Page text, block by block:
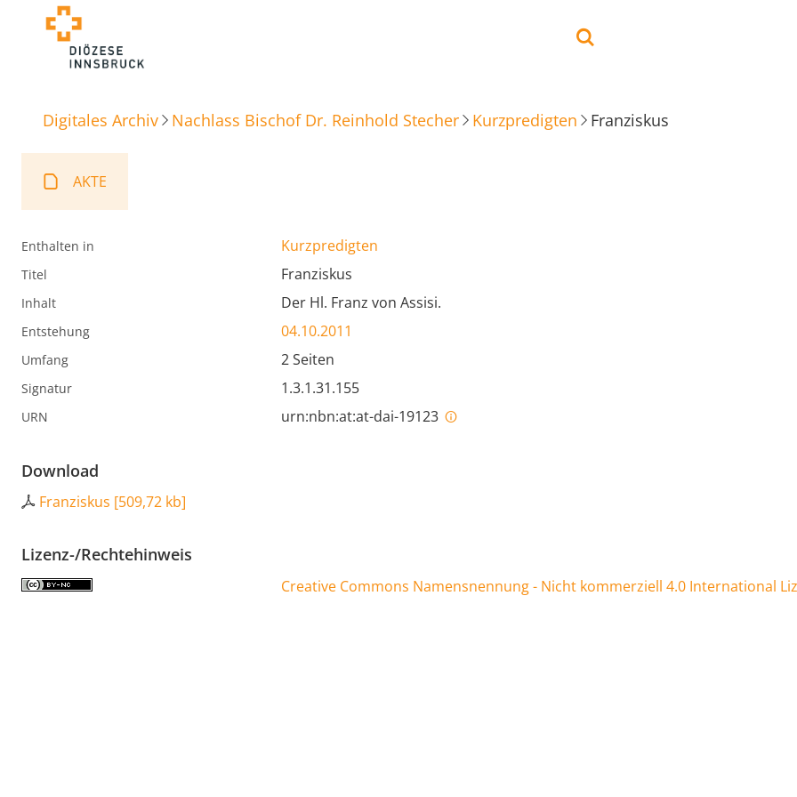
Digitales Archiv Nachlass Bischof Dr. Reinhold Stecher Kurzpredigten Franziskus
AKTE
Enthalten in Kurzpredigten
Titel Franziskus
Inhalt Der Hl. Franz von Assisi.
Entstehung 04.10.2011
Umfang 2 Seiten
Signatur 1.3.1.31.155
URN urn:nbn:at:at-dai-19123
Download
Franziskus [509,72 kb]
Lizenz-/Rechtehinweis
Creative Commons Namensnennung - Nicht kommerziell 4.0 International